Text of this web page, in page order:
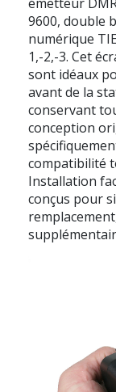
9600, double
numérique
1,-2,-3. Cet
sont idéaux
avant de la
conservant
conception
compatibilité
Installation
conçus pour